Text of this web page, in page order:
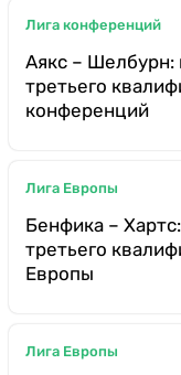
Лига конференций
Аякс – Шелбурн:
третьего
конференций
Лига Европы
Бенфика –
третьего
Европы
Лига Европы